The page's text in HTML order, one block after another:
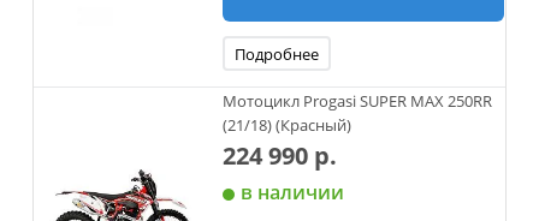
Подробнее
Мотоцикл Progasi SUPER MAX 250RR
(21/18) (Красный)
224 990 р.
в наличии